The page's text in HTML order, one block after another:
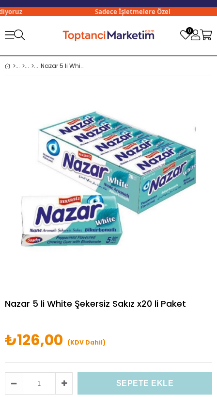
Sadece İşletmelere Özel
0
Nazar 5 li White Şekersiz Sakız x20 li Paket
Nazar 5 li White Şekersiz Sakız x20 li Paket
₺126,00 (KDV Dahil)